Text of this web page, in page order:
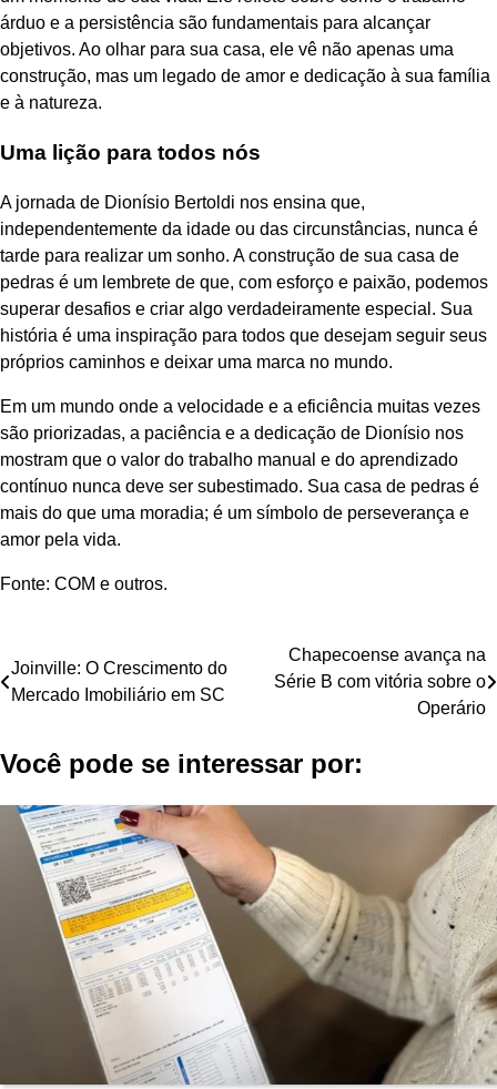
árduo e a persistência são fundamentais para alcançar
objetivos. Ao olhar para sua casa, ele vê não apenas uma
construção, mas um legado de amor e dedicação à sua família
e à natureza.
Uma lição para todos nós
A jornada de Dionísio Bertoldi nos ensina que,
independentemente da idade ou das circunstâncias, nunca é
tarde para realizar um sonho. A construção de sua casa de
pedras é um lembrete de que, com esforço e paixão, podemos
superar desafios e criar algo verdadeiramente especial. Sua
história é uma inspiração para todos que desejam seguir seus
próprios caminhos e deixar uma marca no mundo.
Em um mundo onde a velocidade e a eficiência muitas vezes
são priorizadas, a paciência e a dedicação de Dionísio nos
mostram que o valor do trabalho manual e do aprendizado
contínuo nunca deve ser subestimado. Sua casa de pedras é
mais do que uma moradia; é um símbolo de perseverança e
amor pela vida.
Fonte: COM e outros.
Navegação
de
Joinville: O Crescimento do
Mercado Imobiliário em SC
Chapecoense avança na
Série B com vitória sobre o
Operário
Você pode se interessar por: